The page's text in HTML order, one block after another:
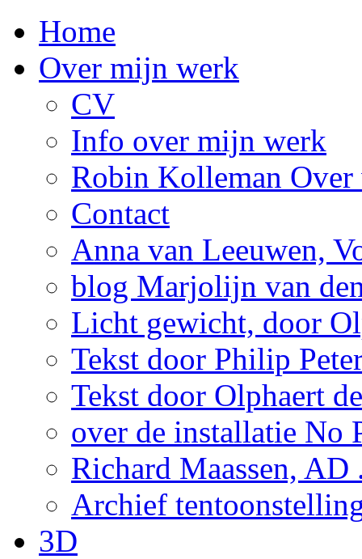
Home
Over mijn werk
CV
Info over mijn werk
Robin Kolleman
Contact
Anna van Leeuwen,
blog Marjolijn van
Licht gewicht, door
Tekst door Philip
Tekst door Olphaert
over de installatie No
Richard Maassen, AD
Archief
3D